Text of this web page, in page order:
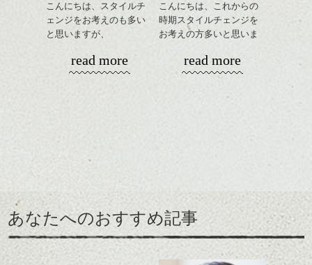
わせで質感に変化をつけ
のも
ダークトーンの色味でク
ールに演出するのもおす
すめですよ。
スタイリング方法は全体
をドライした後、
ワックスとオイルを混ぜ
こんにちは、スタイルチ
ェンジをお考えのも多い
と思いますが、
演出したスタイルもこれ
からの季節とてもおすす
るようカット。
ンパクトになるようにす
るのが良い感じです。
read more
こんにちは、これからの
時期スタイルチェンジを
お考えの方多いと思いま
コンパクトなフォルムが
軽めの前髪で透け感を演
出できるので、
この時期とてもおすすめ
ですよ。
read more
あなたへのおすすめ記事